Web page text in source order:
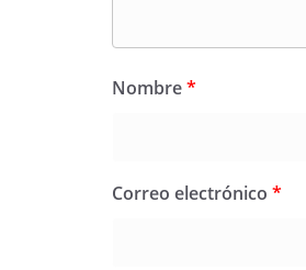
Nombre*
Correo electrónico *